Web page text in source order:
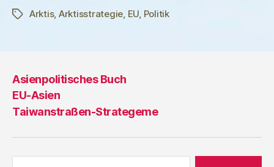
Schlagwörter
Arktis, Arktisstrategie, EU, Politik
Asienpolitisches Buch
EU-Asien
Taiwanstraßen-Strategeme